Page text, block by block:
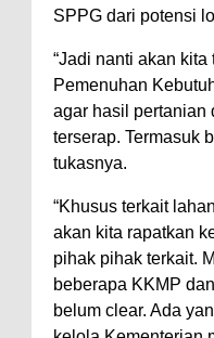
SPPG dari potensi
“Jadi nanti akan
Pemenuhan
agar hasil pertanian
terserap. Termasuk
tukasnya.
“Khusus terkait
akan kita rapatkan
pihak pihak terkait.
beberapa KKMP
belum clear. Ada